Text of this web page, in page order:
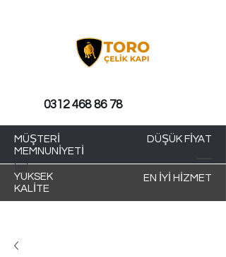
MÜŞTERİ
MEMNUNİYETİ
DÜŞÜK FİYAT
YÜKSEK
KALİTE
EN İYİ HİZMET
0312 468 86 78